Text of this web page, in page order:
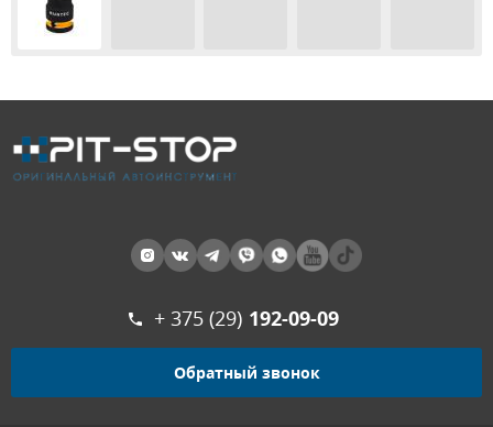
+ 375 (29) 192-09-09
Обратный звонок